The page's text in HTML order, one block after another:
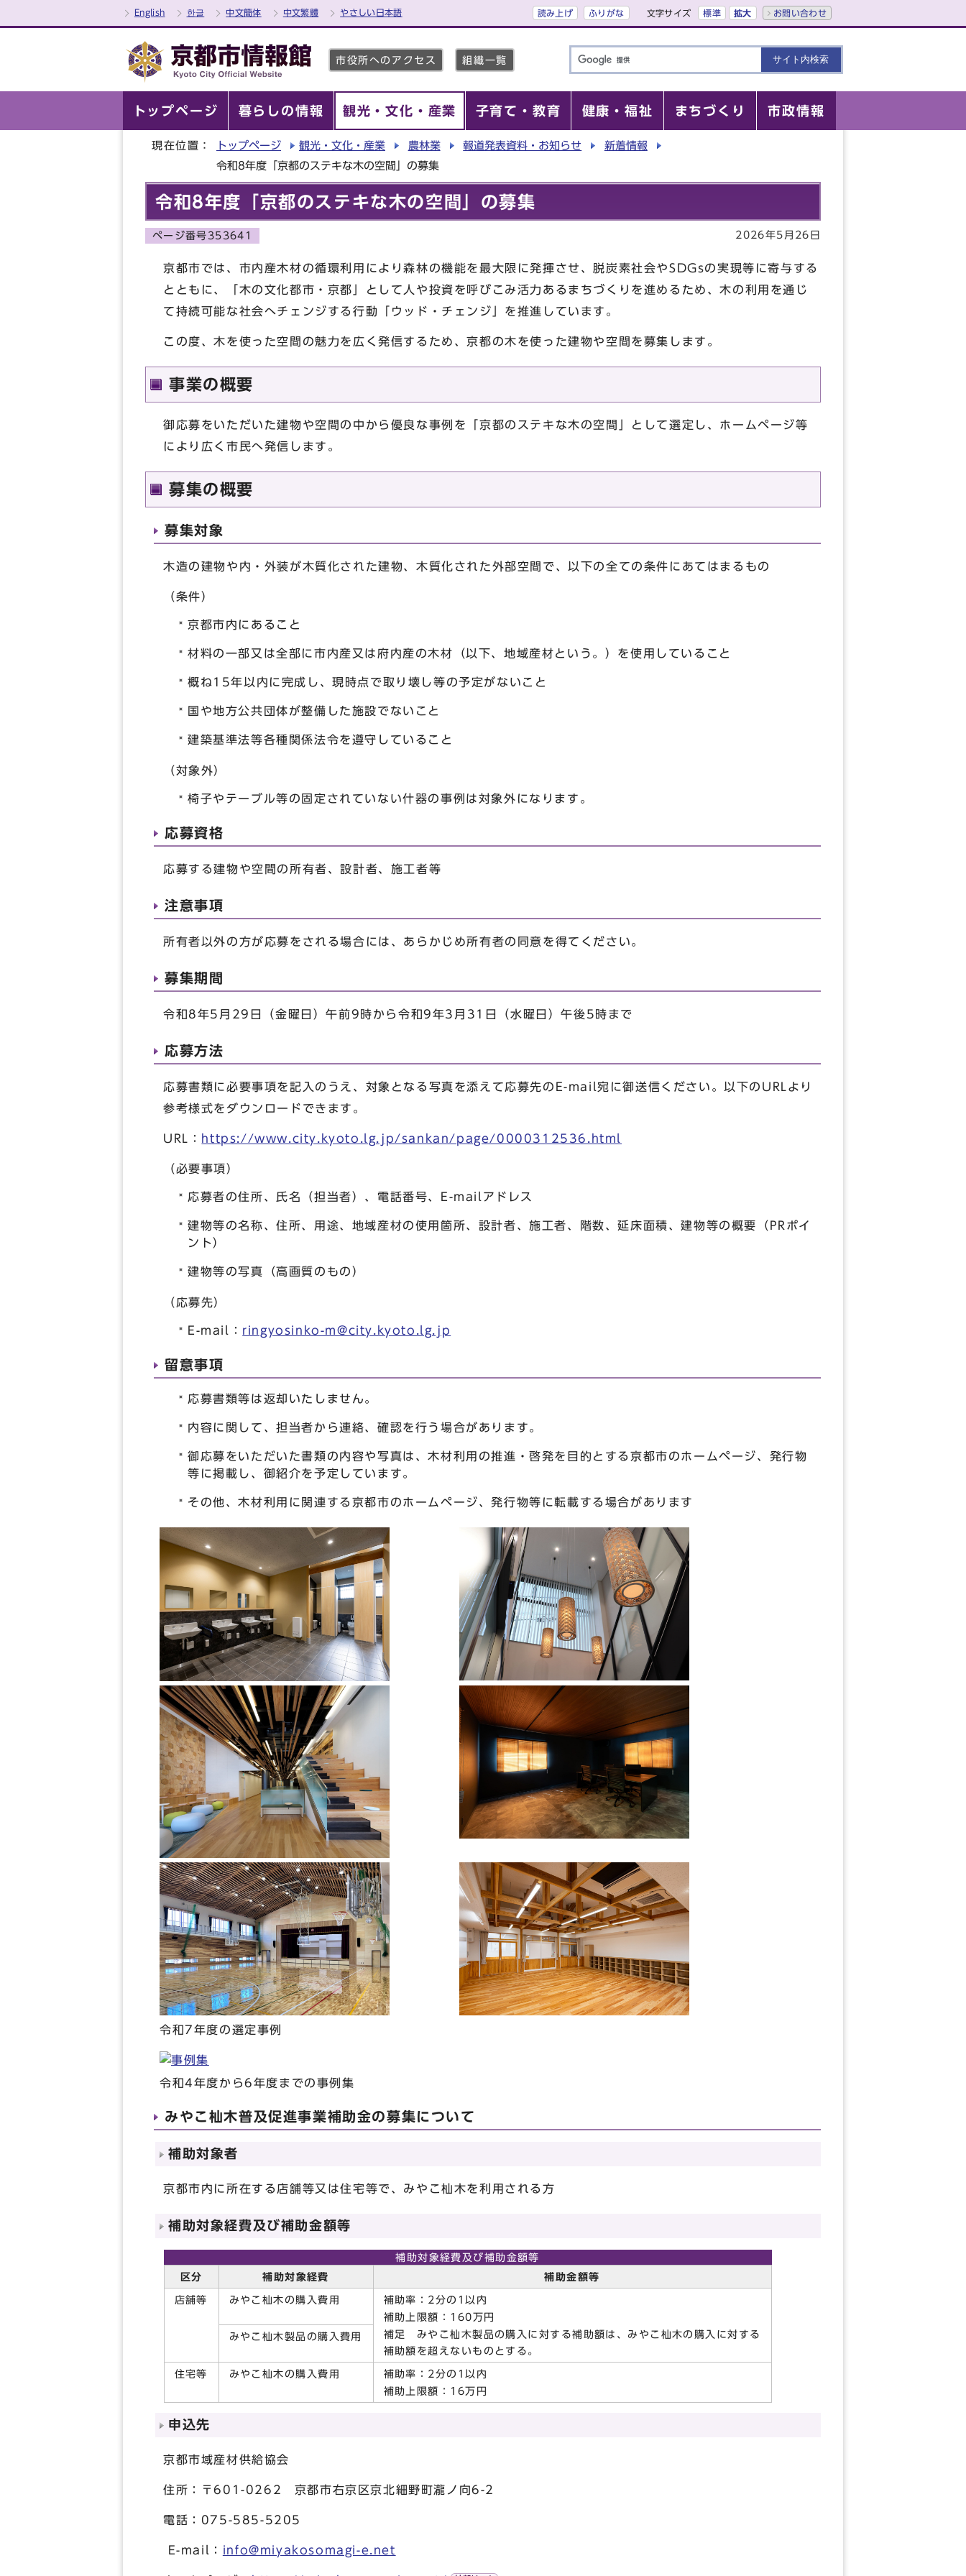
English 한글 中文簡体 中文繁體 やさしい日本語 読み上げ ふりがな 文字サイズ 標準 拡大 お問い合わせ
市役所へのアクセス 組織一覧
トップページ 暮らしの情報 観光・文化・産業 子育て・教育 健康・福祉 まちづくり 市政情報
現在位置： トップページ 観光・文化・産業 農林業 報道発表資料・お知らせ
新着情報
令和8年度「京都のステキな木の空間」の募集
令和8年度「京都のステキな木の空間」の募集
ページ番号353641 2026年5月26日
京都市では、市内産木材の循環利用により森林の機能を最大限に発揮させ、脱炭素社会やSDGsの実現等に寄与する
とともに、「木の文化都市・京都」として人や投資を呼びこみ活力あるまちづくりを進めるため、木の利用を通じ
て持続可能な社会へチェンジする行動「ウッド・チェンジ」を推進しています。
この度、木を使った空間の魅力を広く発信するため、京都の木を使った建物や空間を募集します。
事業の概要
御応募をいただいた建物や空間の中から優良な事例を「京都のステキな木の空間」として選定し、ホームページ等
により広く市民へ発信します。
募集の概要
募集対象
木造の建物や内・外装が木質化された建物、木質化された外部空間で、以下の全ての条件にあてはまるもの
（条件）
京都市内にあること
材料の一部又は全部に市内産又は府内産の木材（以下、地域産材という。）を使用していること
概ね15年以内に完成し、現時点で取り壊し等の予定がないこと
国や地方公共団体が整備した施設でないこと
建築基準法等各種関係法令を遵守していること
（対象外）
椅子やテーブル等の固定されていない什器の事例は対象外になります。
応募資格
応募する建物や空間の所有者、設計者、施工者等
注意事項
所有者以外の方が応募をされる場合には、あらかじめ所有者の同意を得てください。
募集期間
令和8年5月29日（金曜日）午前9時から令和9年3月31日（水曜日）午後5時まで
応募方法
応募書類に必要事項を記入のうえ、対象となる写真を添えて応募先のE-mail宛に御送信ください。以下のURLより
参考様式をダウンロードできます。
URL： https://www.city.kyoto.lg.jp/sankan/page/0000312536.html
（必要事項）
応募者の住所、氏名（担当者）、電話番号、E-mailアドレス
建物等の名称、住所、用途、地域産材の使用箇所、設計者、施工者、階数、延床面積、建物等の概要（PRポイ
ント）
建物等の写真（高画質のもの）
（応募先）
E-mail： ringyosinko-m@city.kyoto.lg.jp
留意事項
応募書類等は返却いたしません。
内容に関して、担当者から連絡、確認を行う場合があります。
御応募をいただいた書類の内容や写真は、木材利用の推進・啓発を目的とする京都市のホームページ、発行物
等に掲載し、御紹介を予定しています。
その他、木材利用に関連する京都市のホームページ、発行物等に転載する場合があります
令和7年度の選定事例
令和4年度から6年度までの事例集
みやこ杣木普及促進事業補助金の募集について
補助対象者
京都市内に所在する店舗等又は住宅等で、みやこ杣木を利用される方
補助対象経費及び補助金額等
補助対象経費及び補助金額等
区分
補助対象経費 補助金額等
店舗等 みやこ杣木の購入費用
補助率：2分の1以内
補助上限額：160万円
補足 みやこ杣木製品の購入に対する補助額は、みやこ杣木の購入に対する
補助額を超えないものとする。
みやこ杣木製品の購入費用
住宅等 みやこ杣木の購入費用
補助率：2分の1以内
補助上限額：16万円
申込先
京都市域産材供給協会
住所：〒601-0262 京都市右京区京北細野町瀧ノ向6-2
電話：075-585-5205
E-mail： info@miyakosomagi-e.net